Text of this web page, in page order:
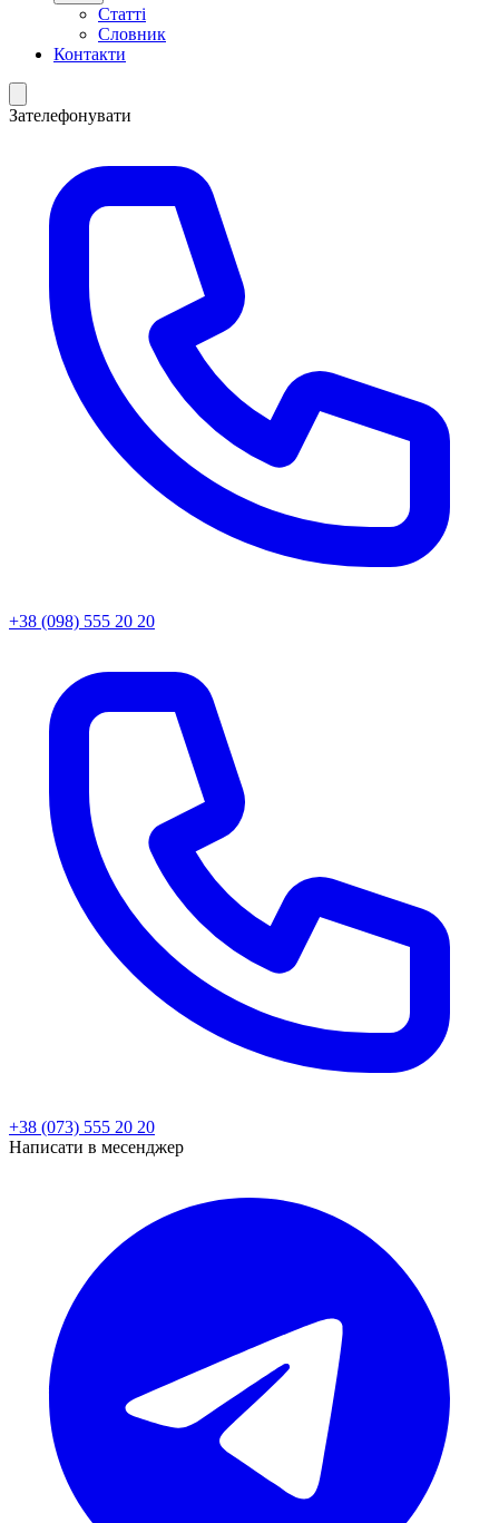
Статті
Словник
Контакти
Зателефонувати
+38 (098) 555 20 20
+38 (073) 555 20 20
Написати в месенджер